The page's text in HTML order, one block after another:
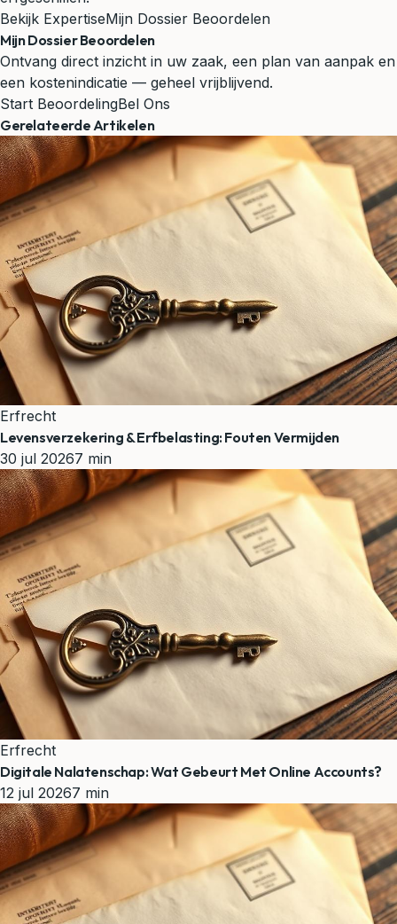
Bekijk ExpertiseMijn Dossier Beoordelen
Mijn Dossier Beoordelen
Ontvang direct inzicht in uw zaak, een plan van aanpak en
een kostenindicatie — geheel vrijblijvend.
Start BeoordelingBel Ons
Gerelateerde Artikelen
Erfrecht
Levensverzekering & Erfbelasting: Fouten Vermijden
30 jul 20267 min
Erfrecht
Digitale Nalatenschap: Wat Gebeurt Met Online Accounts?
12 jul 20267 min